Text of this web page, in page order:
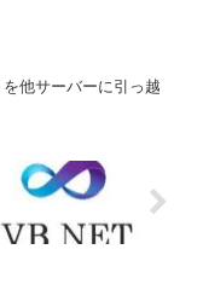
他サーバーに引っ越